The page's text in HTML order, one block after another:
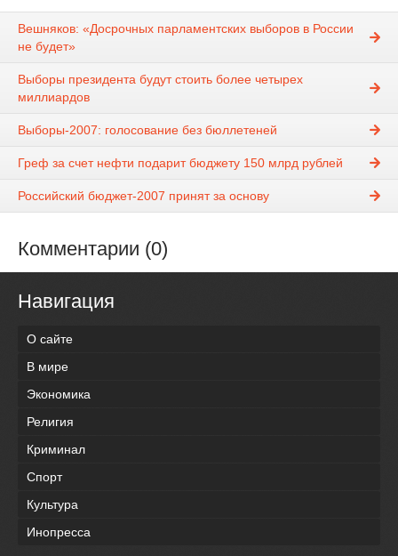
Вешняков: «Досрочных парламентских выборов в России
не будет»
Выборы президента будут стоить более четырех
миллиардов
Выборы-2007: голосование без бюллетеней
Греф за счет нефти подарит бюджету 150 млрд рублей
Российский бюджет-2007 принят за основу
Комментарии (0)
Навигация
О сайте
В мире
Экономика
Религия
Криминал
Спорт
Культура
Инопресса